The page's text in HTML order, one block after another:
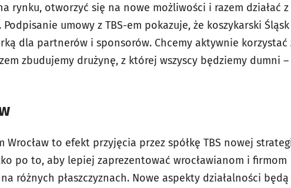
rynku, otworzyć się na nowe możliwości i razem działać z
umowy z TBS-em pokazuje, że koszykarski
dla partnerów i sponsorów. Chcemy aktywnie korzystać
zbudujemy drużynę, z której wszyscy będziemy dumni –
Wrocław to efekt przyjęcia przez spółkę TBS nowej
po to, aby lepiej zaprezentować wrocławianom i firmom
różnych płaszczyznach. Nowe aspekty działalności będą